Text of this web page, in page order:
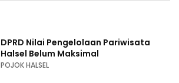
DPRD Nilai Pengelolaan Pariwisata
Halsel Belum Maksimal
POJOK HALSEL